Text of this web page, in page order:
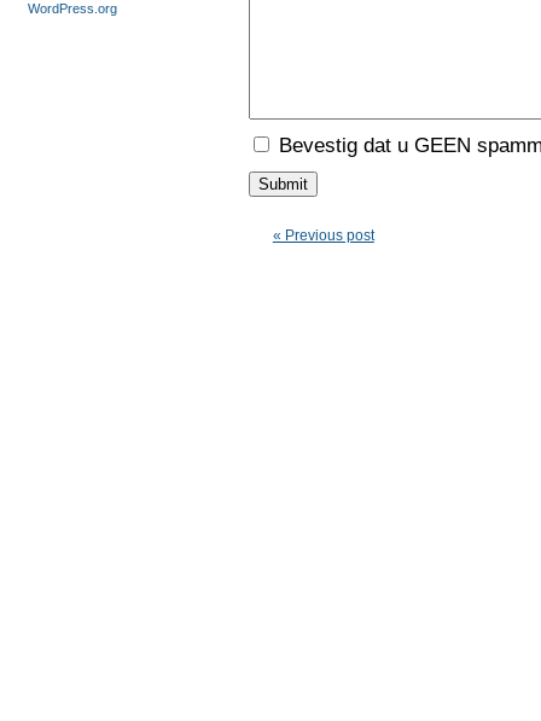
Bevestig dat u GEEN
« Previous post
WordPress.org